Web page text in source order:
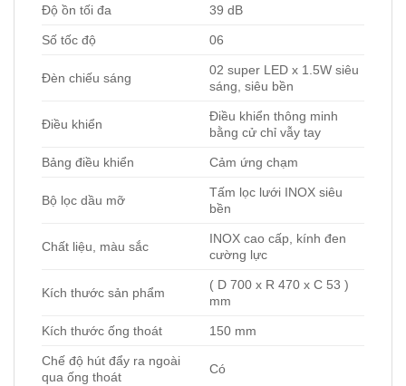
Độ ồn tối đa 39 dB
Số tốc độ 06
Đèn chiếu sáng
02 super LED x 1.5W siêu
sáng, siêu bền
Điều khiển
Điều khiển thông minh
bằng cử chỉ vẫy tay
Bảng điều khiển Cảm ứng chạm
Bộ lọc dầu mỡ
Tấm lọc lưới INOX siêu
bền
Chất liệu, màu sắc
INOX cao cấp, kính đen
cường lực
Kích thước sản phẩm
( D 700 x R 470 x C 53 )
mm
Kích thước ống thoát 150 mm
Chế độ hút đẩy ra ngoài
qua ống thoát
Có